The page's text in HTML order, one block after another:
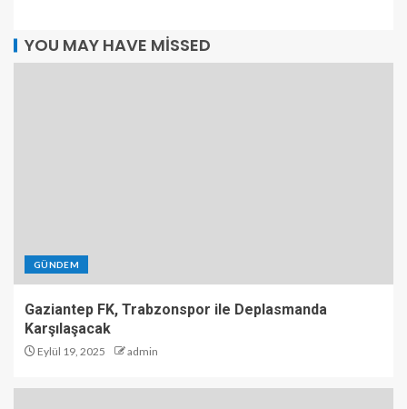
YOU MAY HAVE MISSED
GÜNDEM
Gaziantep FK, Trabzonspor ile Deplasmanda
Karşılaşacak
Eylül 19, 2025 admin